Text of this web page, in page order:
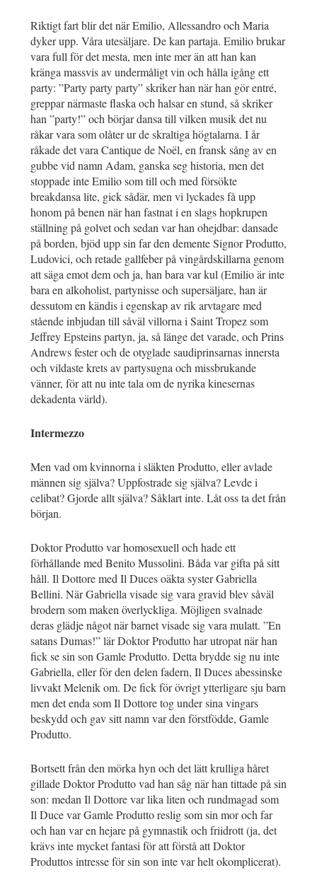
Riktigt fart blir det när Emilio, Allessandro och Maria
dyker upp. Våra utesäljare. De kan partaja. Emilio brukar
vara full för det mesta, men inte mer än att han kan
kränga massvis av undermåligt vin och hålla igång ett
party: ”Party party party” skriker han när han gör entré,
greppar närmaste flaska och halsar en stund, så skriker
han ”party!” och börjar dansa till vilken musik det nu
råkar vara som olåter ur de skraltiga högtalarna. I år
råkade det vara Cantique de Noël, en fransk sång av en
gubbe vid namn Adam, ganska seg historia, men det
stoppade inte Emilio som till och med försökte
breakdansa lite, gick sådär, men vi lyckades få upp
honom på benen när han fastnat i en slags hopkrupen
ställning på golvet och sedan var han ohejdbar: dansade
på borden, bjöd upp sin far den demente Signor Produtto,
Ludovici, och retade gallfeber på vingårdskillarna genom
att säga emot dem och ja, han bara var kul (Emilio är inte
bara en alkoholist, partynisse och supersäljare, han är
dessutom en kändis i egenskap av rik arvtagare med
stående inbjudan till såväl villorna i Saint Tropez som
Jeffrey Epsteins partyn, ja, så länge det varade, och Prins
Andrews fester och de otyglade saudiprinsarnas innersta
och vildaste krets av partysugna och missbrukande
vänner, för att nu inte tala om de nyrika kinesernas
dekadenta värld).
Intermezzo
Men vad om kvinnorna i släkten Produtto, eller avlade
männen sig själva? Uppfostrade sig själva? Levde i
celibat? Gjorde allt själva? Såklart inte. Låt oss ta det från
början.
Doktor Produtto var homosexuell och hade ett
förhållande med Benito Mussolini. Båda var gifta på sitt
håll. Il Dottore med Il Duces oäkta syster Gabriella
Bellini. När Gabriella visade sig vara gravid blev såväl
brodern som maken överlyckliga. Möjligen svalnade
deras glädje något när barnet visade sig vara mulatt. ”En
satans Dumas!” lär Doktor Produtto har utropat när han
fick se sin son Gamle Produtto. Detta brydde sig nu inte
Gabriella, eller för den delen fadern, Il Duces abessinske
livvakt Melenik om. De fick för övrigt ytterligare sju barn
men det enda som Il Dottore tog under sina vingars
beskydd och gav sitt namn var den förstfödde, Gamle
Produtto.
Bortsett från den mörka hyn och det lätt krulliga håret
gillade Doktor Produtto vad han såg när han tittade på sin
son: medan Il Dottore var lika liten och rundmagad som
Il Duce var Gamle Produtto reslig som sin mor och far
och han var en hejare på gymnastik och friidrott (ja, det
krävs inte mycket fantasi för att förstå att Doktor
Produttos intresse för sin son inte var helt okomplicerat).